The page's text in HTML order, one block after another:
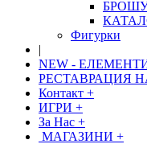
Фигурки
|
NEW -
РЕСТАВРАЦИЯ
Контакт +
ИГРИ +
За Нас +
МАГАЗИНИ +